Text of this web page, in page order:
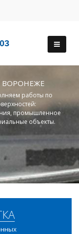
ВОРОНЕЖЕ
работы по
промышленное
объекты.